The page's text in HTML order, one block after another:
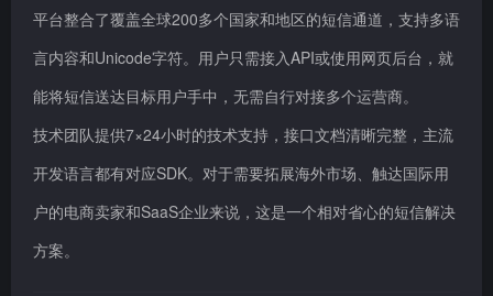
平台整合了覆盖全球200多个国家和地区的短信通道，支持多语
言内容和Unicode字符。用户只需接入API或使用网页后台，就
能将短信送达目标用户手中，无需自行对接多个运营商。
技术团队提供7×24小时的技术支持，接口文档清晰完整，主流
开发语言都有对应SDK。对于需要拓展海外市场、触达国际用
户的电商卖家和SaaS企业来说，这是一个相对省心的短信解决
方案。